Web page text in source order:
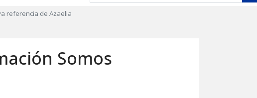
referencia de Azaelia
Somos